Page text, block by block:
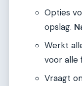
Opties
opslag.
Werkt
voor alle
Vraagt